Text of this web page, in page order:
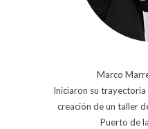
Marco
Iniciaron su
creación de un taller
Puerto de